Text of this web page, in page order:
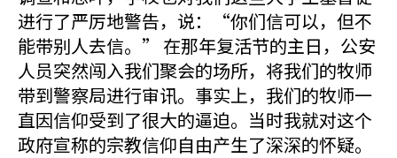
进行了严厉地警告，说：“你们信可以，但不
能带别人去信。” 在那年复活节的主日，公安
人员突然闯入我们聚会的场所，将我们的牧师
带到警察局进行审讯。事实上，我们的牧师一
直因信仰受到了很大的逼迫。当时我就对这个
政府宣称的宗教信仰自由产生了深深的怀疑。